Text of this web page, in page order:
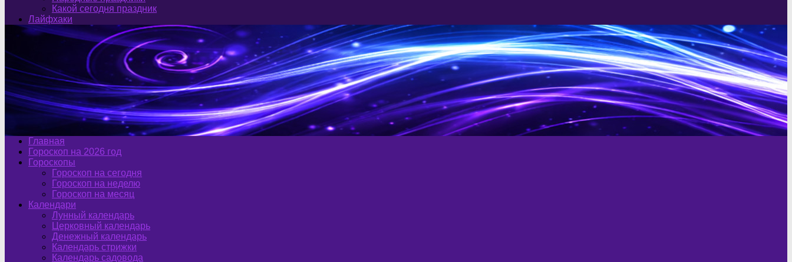
Какой сегодня праздник
Лайфхаки
Главная
Гороскоп на 2026 год
Гороскопы
Гороскоп на сегодня
Гороскоп на неделю
Гороскоп на месяц
Календари
Лунный календарь
Церковный календарь
Денежный календарь
Календарь стрижки
Календарь садовода